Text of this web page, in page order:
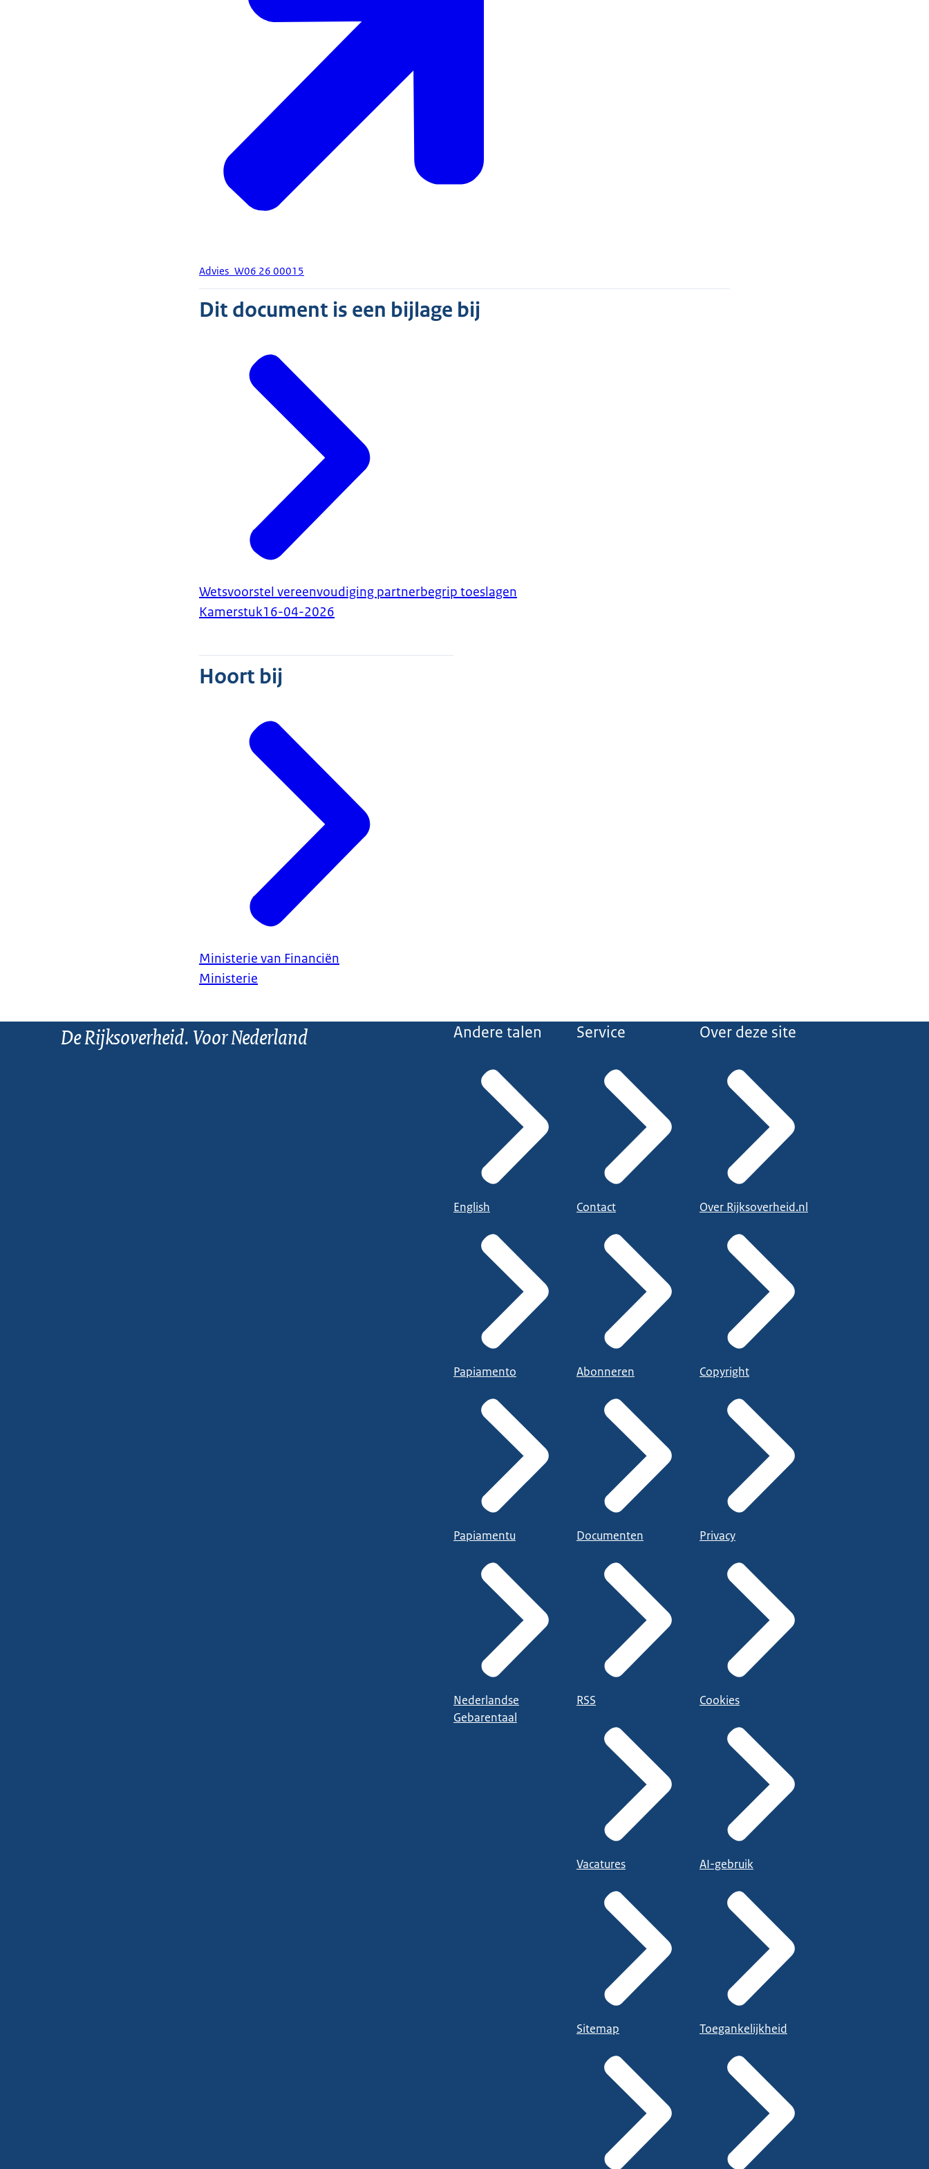
Advies_W06 26 00015
Dit document is een bijlage bij
Wetsvoorstel vereenvoudiging partnerbegrip toeslagen
Kamerstuk16-04-2026
Hoort bij
Ministerie van Financiën
Ministerie
De Rijksoverheid. Voor Nederland Andere talen
English
Papiamento
Papiamentu
Nederlandse
Gebarentaal
Service
Contact
Abonneren
Documenten
RSS
Vacatures
Sitemap
Over deze site
Over Rijksoverheid.nl
Copyright
Privacy
Cookies
AI-gebruik
Toegankelijkheid